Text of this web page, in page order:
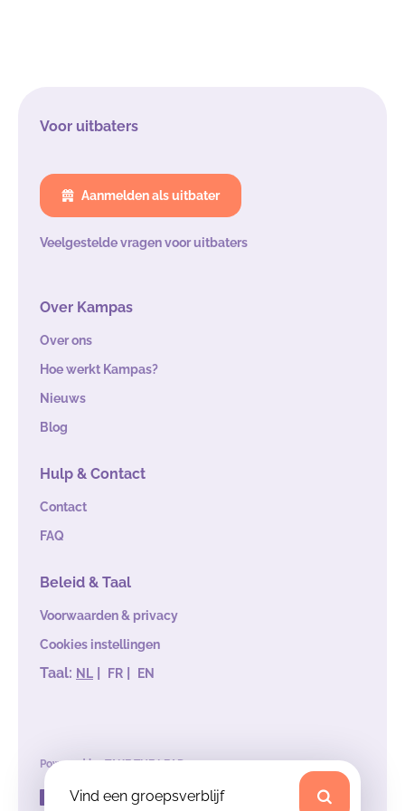
Vind een groepsverblijf
Voor uitbaters
Aanmelden als uitbater
Veelgestelde vragen voor uitbaters
Over Kampas
Over ons
Hoe werkt Kampas?
Nieuws
Blog
Hulp & Contact
Contact
FAQ
Beleid & Taal
Voorwaarden & privacy
Cookies instellingen
Taal: NL | FR | EN
Powered byTAKE THE LEAD